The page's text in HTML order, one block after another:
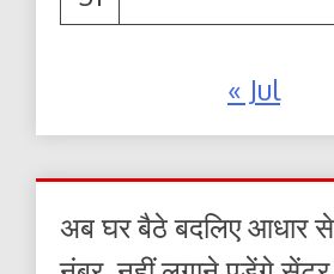
« Jul
अब घर बैठे बदलिए आधार